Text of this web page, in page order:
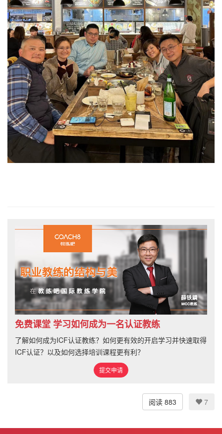
免费课堂 学习如何成为一名认证教练
了解如何成为ICF认证教练？如何更有效的开启学习并快速取得
ICF认证？以及如何选择培训课程更有利？
提交申请
阅读 883 7